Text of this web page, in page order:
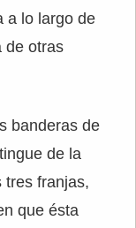
a lo largo de
de otras
banderas de
de la
tres franjas,
que ésta